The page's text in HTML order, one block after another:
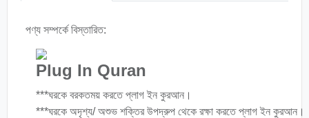
পণ্য সম্পর্কে বিস্তারিত:
Plug In Quran
***ঘরকে বরকতময় করতে প্লাগ ইন কুরআন।
***ঘরকে অদৃশ্য/ অশুভ শক্তির উপদ্রুপ থেকে রক্ষা করতে প্লাগ ইন কুরআন।